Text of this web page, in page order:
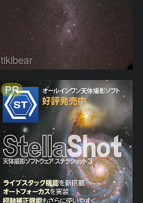
tikibear
PR